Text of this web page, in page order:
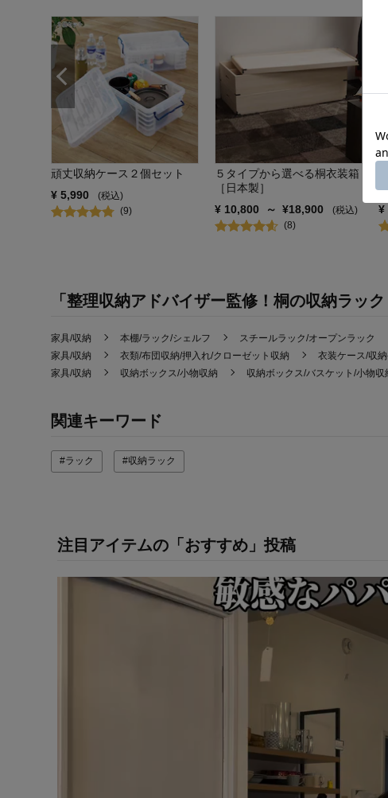
頑丈収納ケース２個セット
¥ 5,990
(税込)
(9)
５タイプから選べる桐衣装箱
［日本製］
¥ 10,800 ～ ¥18,900
(税込)
(8)
¥
「整理収納アドバイザー監修！桐の収納ラッ
家具/収納 本棚/ラック/シェルフ
スチールラック/オープンラック
家具/収納
衣類/布団収納/押入れ/クローゼット収納
衣装ケース/収
家具/収納
収納ボックス/小物収納 収納ボックス/バスケット/小物収
関連キーワード
#ラック #収納ラック
注目アイテムの「おすすめ」投稿